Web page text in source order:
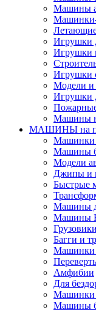
Машины
Машинки-
Игрушки
Игрушки
Игрушки
Модели и
Игрушки
Машины
МАШИНЫ на
Машинки
Машины
Модели
Джипы и
Быстрые
Машины
Машины
Багги и
Машинки
Амфибии
Для
Машинки
Машины